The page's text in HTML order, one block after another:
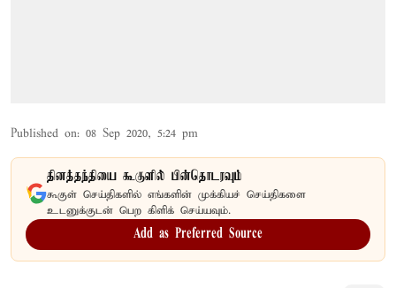
Published on: 08 Sep 2020, 5:24 pm
தினத்தந்தியை கூகுளில் பின்தொடரவும்
கூகுள் செய்திகளில் எங்களின் முக்கியச் செய்திகளை
உடனுக்குடன் பெற கிளிக் செய்யவும்.
Add as Preferred Source